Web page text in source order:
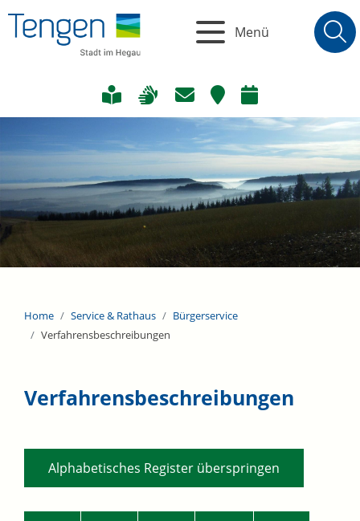
Menü
Home Service & Rathaus
Bürgerservice
Verfahrensbeschreibungen
Verfahrensbeschreibungen
Alphabetisches Register überspringen